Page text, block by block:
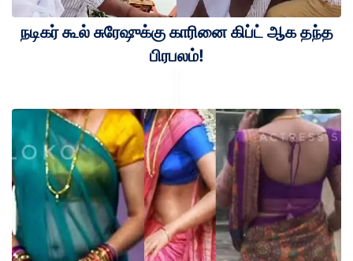
நடிகர் கூல் சுரேஷுக்கு காரினை கிப்ட் ஆக தந்த
பிரபலம்!